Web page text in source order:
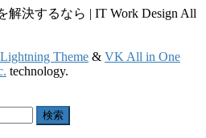
解決するなら | IT Work Design All
Lightning Theme & VK All in One
technology.